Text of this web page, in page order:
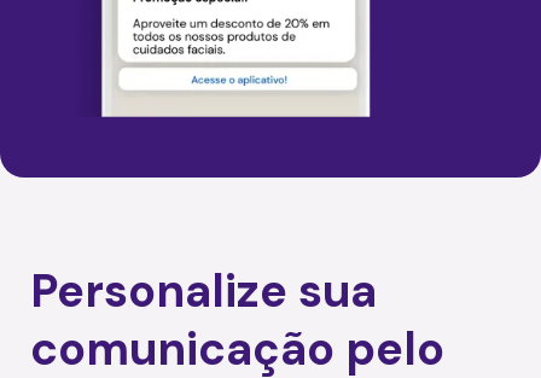
Personalize sua
comunicação pelo